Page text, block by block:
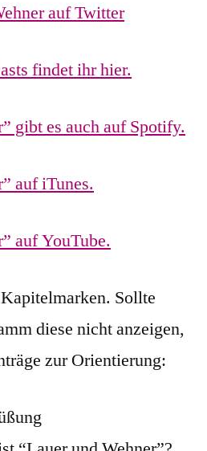
auf Twitter
findet ihr hier.
gibt es auch auf Spotify.
auf iTunes.
auf YouTube.
Sollte
diese nicht anzeigen,
zur Orientierung: